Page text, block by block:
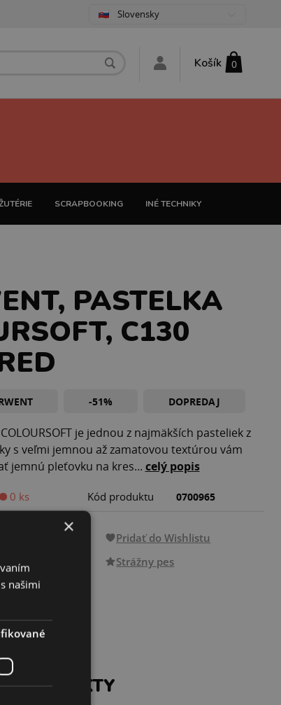
Slovensky
Košík 0
SCRAPBOOKING INÉ TECHNIKY
PASTELKA
C130
-51% DOPREDAJ
je jednou z najmäkších pasteliek z
s veľmi jemnou až zamatovou textúrou vám
jemnú pleťovku na kres... celý popis
0 ks Kód produktu 0700965
Pridať do Wishlistu
Strážny pes
PRODUKTY
×
našimi